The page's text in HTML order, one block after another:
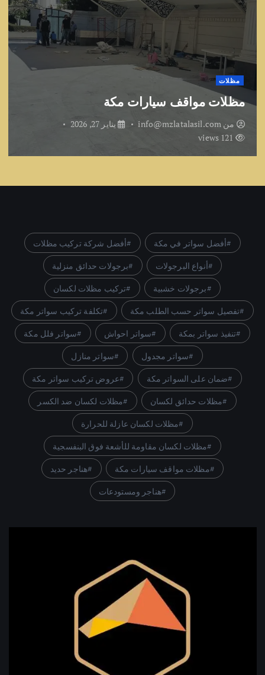
مظلات
مظلات مواقف سيارات مكة
من info@mzlatalasil.com
يناير 27, 2026
أفضل سواتر في مكة
أفضل شركة تركيب مظلات
أنواع البرجولات
برجولات حدائق منزلية
برجولات خشبية
تركيب مظلات لكسان
تفصيل سواتر حسب الطلب مكة
تكلفة تركيب سواتر مكة
تنفيذ سواتر بمكة
سواتر احواش
سواتر فلل مكة
سواتر مجدول
سواتر منازل
ضمان على السواتر مكة
عروض تركيب سواتر مكة
مظلات حدائق لكسان
مظلات لكسان ضد الكسر
مظلات لكسان عازلة للحرارة
مظلات لكسان مقاومة للأشعة فوق البنفسجية
مظلات مواقف سيارات مكة
هناجر حديد
هناجر ومستودعات